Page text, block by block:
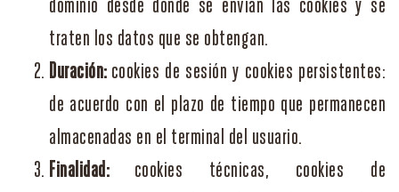
dominio desde donde se envían las cookies y se
traten los datos que se obtengan.
Duración: cookies de sesión y cookies persistentes:
de acuerdo con el plazo de tiempo que permanecen
almacenadas en el terminal del usuario.
Finalidad: cookies técnicas, cookies de